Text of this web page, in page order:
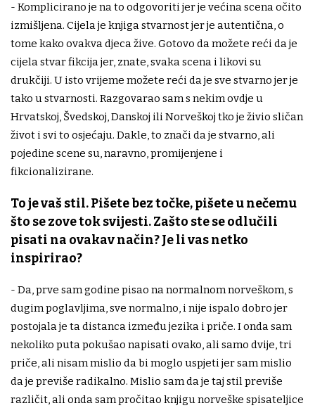
- Komplicirano je na to odgovoriti jer je većina scena očito
izmišljena. Cijela je knjiga stvarnost jer je autentična, o
tome kako ovakva djeca žive. Gotovo da možete reći da je
cijela stvar fikcija jer, znate, svaka scena i likovi su
drukčiji. U isto vrijeme možete reći da je sve stvarno jer je
tako u stvarnosti. Razgovarao sam s nekim ovdje u
Hrvatskoj, Švedskoj, Danskoj ili Norveškoj tko je živio sličan
život i svi to osjećaju. Dakle, to znači da je stvarno, ali
pojedine scene su, naravno, promijenjene i
fikcionalizirane.
To je vaš stil. Pišete bez točke, pišete u nečemu
što se zove tok svijesti. Zašto ste se odlučili
pisati na ovakav način? Je li vas netko
inspirirao?
- Da, prve sam godine pisao na normalnom norveškom, s
dugim poglavljima, sve normalno, i nije ispalo dobro jer
postojala je ta distanca između jezika i priče. I onda sam
nekoliko puta pokušao napisati ovako, ali samo dvije, tri
priče, ali nisam mislio da bi moglo uspjeti jer sam mislio
da je previše radikalno. Mislio sam da je taj stil previše
različit, ali onda sam pročitao knjigu norveške spisateljice